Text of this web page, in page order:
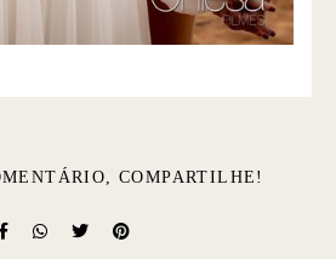
COMPARTILHE!